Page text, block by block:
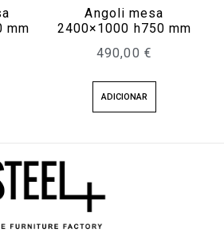
mm
Angoli mesa
2400×1000 h750 mm
490,00 €
ADICIONAR